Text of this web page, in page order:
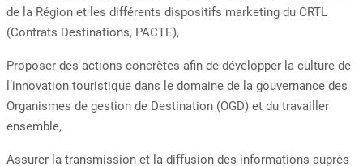
de la Région et les différents dispositifs marketing du CRTL
(Contrats Destinations, PACTE),
Proposer des actions concrètes afin de développer la culture de
l’innovation touristique dans le domaine de la gouvernance des
Organismes de gestion de Destination (OGD) et du travailler
ensemble,
Assurer la transmission et la diffusion des informations auprès